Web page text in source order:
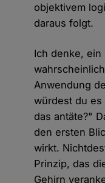
objektivem
daraus folgt.
Ich denke,
Anwendung
würdest du
das antäte?"
den ersten
wirkt.
Prinzip, das
Gehirn